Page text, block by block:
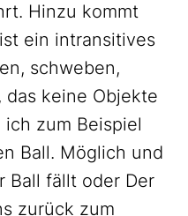
Hinzu kommt
ein intransitives
schweben,
das keine Objekte
zum Beispiel
Ball. Möglich und
Ball fällt oder Der
zurück zum